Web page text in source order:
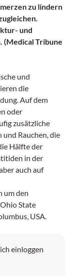
zu lindern
und
(Medical Tribune
und
die
Auf dem
oder
zusätzliche
Rauchen, die
Hälfte der
in der
auch auf
um den
State
USA.
einloggen